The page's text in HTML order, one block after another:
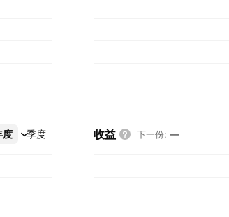
度 季度
多 收益 下一份: —